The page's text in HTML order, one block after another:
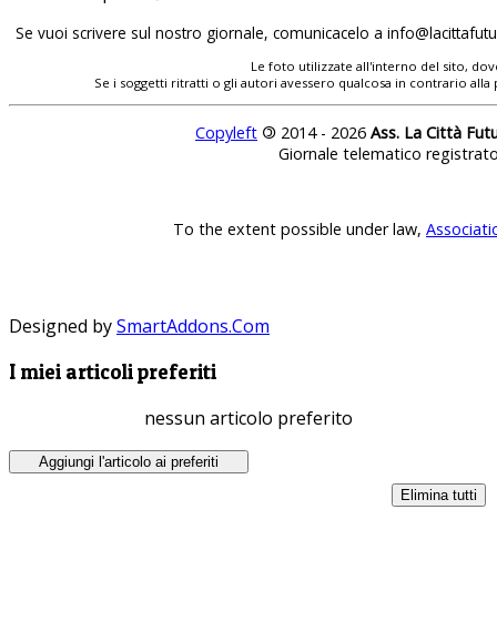
Se vuoi scrivere sul nostro giornale, comunicacelo a
Le foto utilizzate all'interno del sito,
Se i soggetti ritratti o gli autori avessero qualcosa in contrario
Copyleft © 2014 - 2026 Ass. La Città
Giornale telematico
To the extent possible under law,
Designed bySmartAddons.Com
I miei articoli preferiti
nessun articolo preferito